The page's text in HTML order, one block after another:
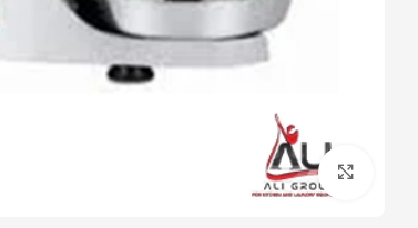
Click to enlarge